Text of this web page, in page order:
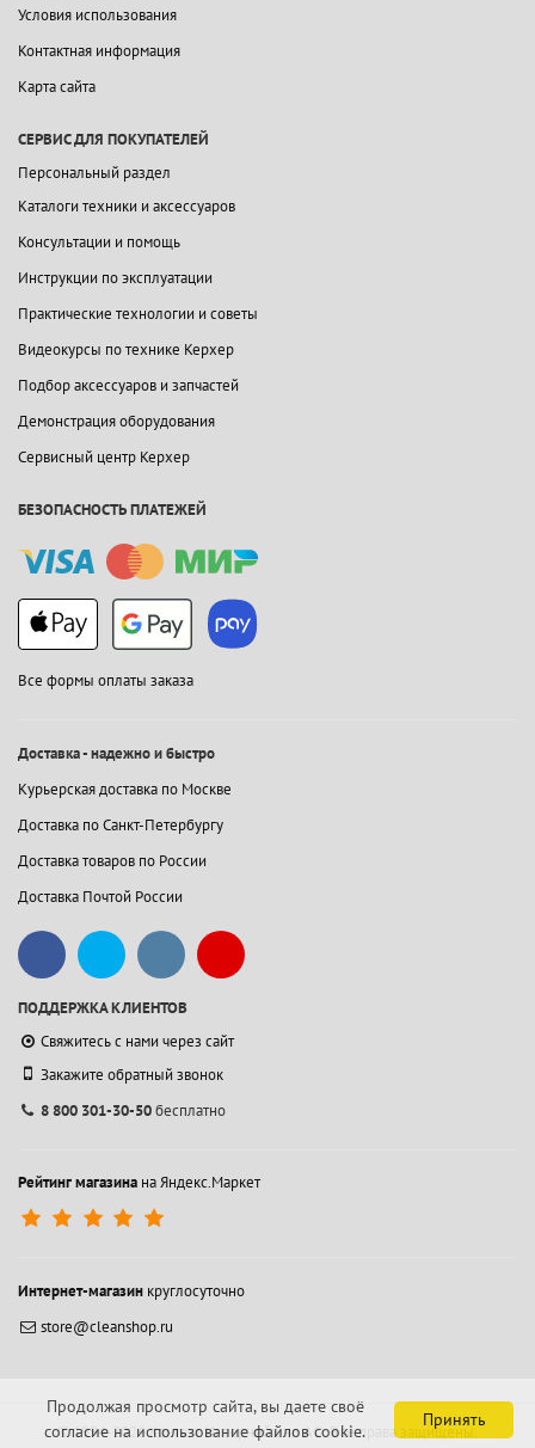
Условия использования
Контактная информация
Карта сайта
СЕРВИС ДЛЯ ПОКУПАТЕЛЕЙ
Персональный раздел
Каталоги техники и аксессуаров
Консультации и помощь
Инструкции по эксплуатации
Практические технологии и советы
Видеокурсы по технике Керхер
Подбор аксессуаров и запчастей
Демонстрация оборудования
Сервисный центр Керхер
БЕЗОПАСНОСТЬ ПЛАТЕЖЕЙ
Все формы оплаты заказа
Доставка - надежно и быстро
Курьерская доставка по Москве
Доставка по Санкт-Петербургу
Доставка товаров по России
Доставка Почтой России
ПОДДЕРЖКА КЛИЕНТОВ
Свяжитесь с нами через сайт
Закажите обратный звонок
8 800 301-30-50бесплатно
Рейтинг магазина на Яндекс.Маркет
Интернет-магазин круглосуточно
store@cleanshop.ru
© 1994-2026 Контакт Интернейшнл АО.Все права защищены.
Принять
Продолжая просмотр сайта, вы даете своё
согласие на использование файлов cookie.